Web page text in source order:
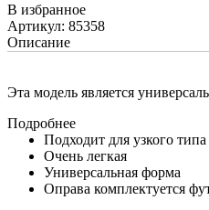
В избранное
Артикул: 85358
Описание
Эта модель является
Подробнее
Подходит для узкого
Очень легкая
Универсальная форма
Оправа комплектуется